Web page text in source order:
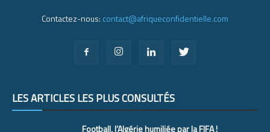
Contactez-nous: contact@afriqueconfidentielle.com
LES ARTICLES LES PLUS CONSULTÉS
Football, l’Algérie humiliée par la FIFA !